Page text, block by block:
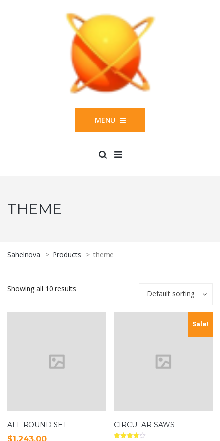
MENU
THEME
Sahelnova > Products > theme
Showing all 10 results
Default sorting
ALL ROUND SET
$1,243.00
Sale!
CIRCULAR SAWS